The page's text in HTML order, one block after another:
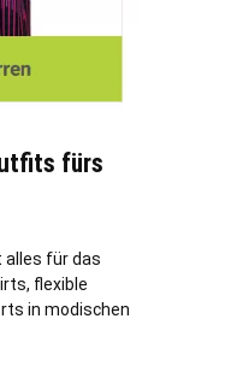
fürs
alles für das
flexible
in modischen